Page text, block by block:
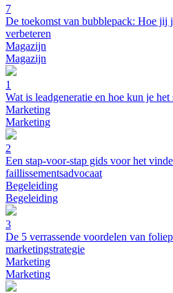
7
De toekomst van bubblepack: Hoe jij
verbeteren
Magazijn
Magazijn
1
Wat is leadgeneratie en hoe kun je het
Marketing
Marketing
2
Een stap-voor-stap gids voor het
faillissementsadvocaat
Begeleiding
Begeleiding
3
De 5 verrassende voordelen van
marketingstrategie
Marketing
Marketing